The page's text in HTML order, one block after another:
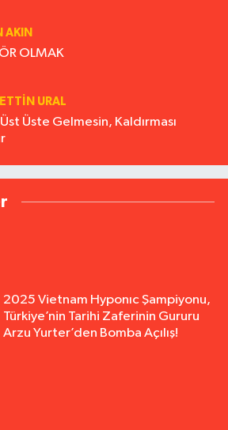
AKIN
OLMAK
URAL
Üste Gelmesin, Kaldırması
2025 Vietnam Hyponıc Şampiyonu,
Türkiye’nin Tarihi Zaferinin Gururu
Arzu Yurter’den Bomba Açılış!